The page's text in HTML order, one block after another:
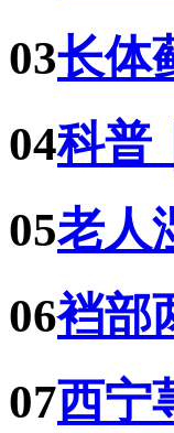
03长体
04科普
05老人
06裆部
07西宁